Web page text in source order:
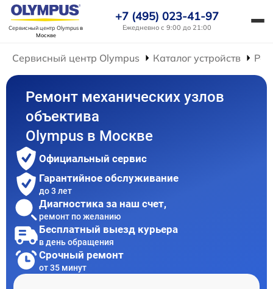
Сервисный центр Olympusв
Москве
+7 (495) 023-41-97
Ежедневно с 9:00 до 21:00
Сервисный центр Olympus Каталог устройств
Ремонт механических узлов
объектива
Olympus в Москве
Официальный сервис
Гарантийное обслуживание
до 3 лет
Диагностика за наш счет,
ремонт по желанию
Бесплатный выезд курьера
в день обращения
Срочный ремонт
от 35 минут